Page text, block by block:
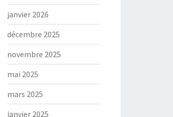
janvier 2026
décembre 2025
novembre 2025
mai 2025
mars 2025
janvier 2025